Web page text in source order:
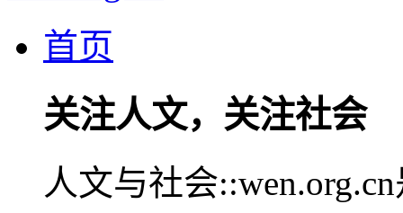
首页
关注人文，关注社会
人文与社会